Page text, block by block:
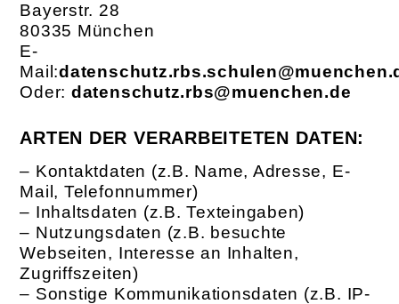
Bayerstr. 28
80335 München
E-
Mail:
Oder: datenschutz.rbs@muenchen.de
ARTEN DER VERARBEITETEN DATEN:
– Kontaktdaten (z.B. Name, Adresse, E-
Mail, Telefonnummer)
– Inhaltsdaten (z.B. Texteingaben)
– Nutzungsdaten (z.B. besuchte
Webseiten, Interesse an Inhalten,
Zugriffszeiten)
– Sonstige Kommunikationsdaten (z.B. IP-